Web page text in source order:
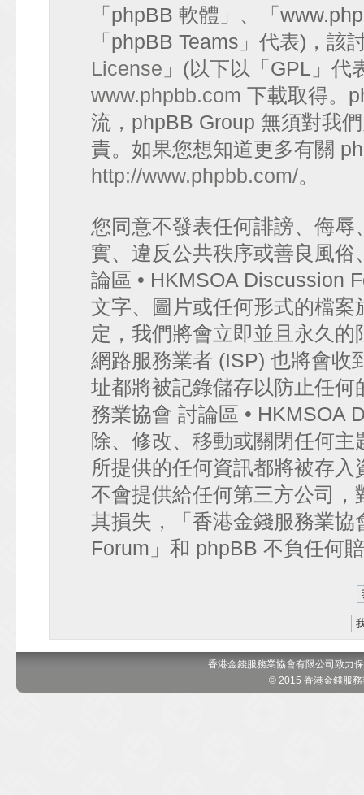
「phpBB 軟體」、「
「phpBB Teams」代表)，該
License 」(以下以「GPL」代
www.phpbb.com 下載取得。
流，phpBB Group 無須對我
責。如果您想知道更多有關
http://www.phpbb.com/。
您同意不發表任何誹謗、侮
實、違反公共秩序或善良風
論區 • HKMSOA Discussion
文字、圖片或任何形式的檔
定，我們將會立即並且永久
網路服務業者 (ISP) 也將會收
址都將被記錄儲存以防止任
務業協會 討論區 • HKMSOA
除、修改、移動或關閉任何
所提供的任何資訊都將被存
不會提供給任何第三方公司
其損失，「香港金錢服務業
Forum」和 phpBB 不負任何
香港金錢服務業協會有限公司致力
© 2015 香港金錢服